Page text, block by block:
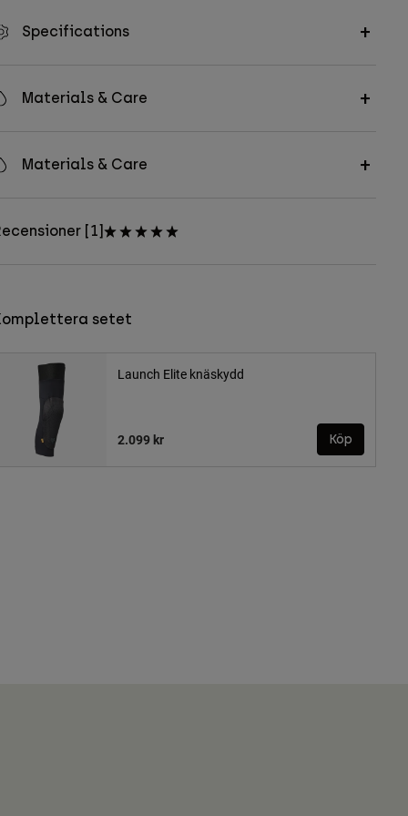
Specifications
Materials & Care
Materials & Care
[1]
setet
Launch Elite knäskydd
2.099 kr Köp